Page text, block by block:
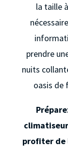
la taille
prendre
nuits
oasis de
profiter de